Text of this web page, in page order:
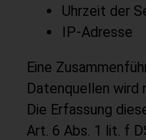
Uhrzeit der
IP-Adresse
Eine
Datenquellen wird
Die Erfassung
Art. 6 Abs. 1 lit. f